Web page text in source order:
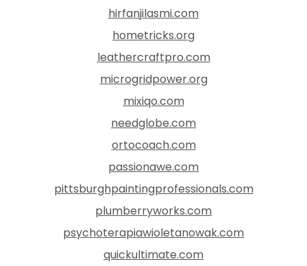
hirfanjilasmi.com
hometricks.org
leathercraftpro.com
microgridpower.org
mixiqo.com
needglobe.com
ortocoach.com
passionawe.com
pittsburghpaintingprofessionals.com
plumberryworks.com
psychoterapiawioletanowak.com
quickultimate.com